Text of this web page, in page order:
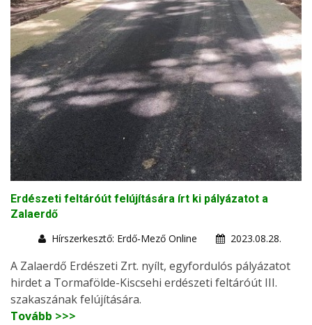
Erdészeti feltáróút felújítására írt ki pályázatot a
Zalaerdő
Hírszerkesztő: Erdő-Mező Online
2023.08.28.
A Zalaerdő Erdészeti Zrt. nyílt, egyfordulós pályázatot
hirdet a Tormafölde-Kiscsehi erdészeti feltáróút III.
szakaszának felújítására.
Tovább >>>